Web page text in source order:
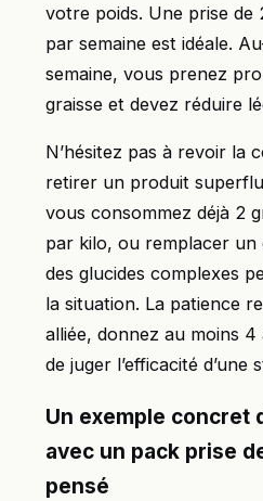
votre poids. Une prise de
par semaine est idéale.
semaine, vous prenez
graisse et devez réduire
N’hésitez pas à revoir la
retirer un produit
vous consommez déjà 2
par kilo, ou remplacer
des glucides complexes
la situation. La patience
alliée, donnez au moins 4
de juger l’efficacité d’une
Un exemple concret
avec un pack prise
pensé